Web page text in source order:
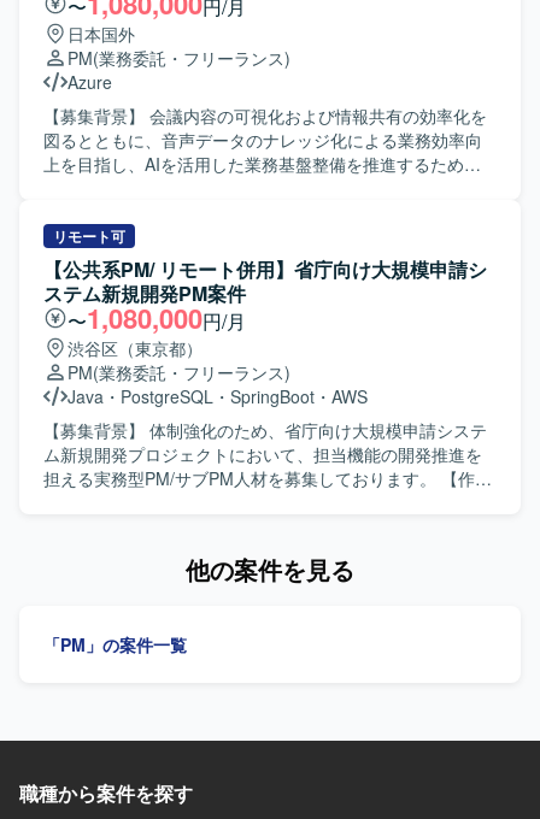
題抽出とリスク分析、SSCや複数の委託先、内部部門との
仕様調整および要件確定、進捗および品質管理全般、委託
会社の統制と差異分析・是正対応などを実施していただき
ます。また、週次・月次でのステークホルダー報告、部門
横断の仕様調整およびインパクト分析、既存資産の理解と
新機能受け入れに向けた調整を担っていただきます。開発
作業を行うのではなく、PL〜PMとして試験工程を中心にプ
て泥臭く柔軟に動きながら推進できる方を求めておりま
す。複数の委託先や関係部門との間で主体的にコミュニケ
ーションを取り、課題を自ら抽出し、関係者を巻き込みな
がら解決に導ける方が望ましいです。全体最適の視点を持
ち、スケジュールやリソース、品質の状況を踏まえて現実
的な判断を行い、試験工程の安定運営に責任感を持って取
り組んでいただける方がフィットいたします。 【ポジショ
ンの魅力】 金融機関向けの長期かつ大規模なインターネッ
トバンキング移行プロジェクトにおいて、中継およびファ
イル連携という中核領域のマネジメントを担うことができ
ます。統括責任者や複数のパートナー企業と連携しなが
解決に取り組みながら、金融領域での実務推進型PM/PLと
稼働しており、これらの資産を理解したうえで新機能の受
〜
円/月
日本国外
PM(業務委託・フリーランス)
Azure
【募集背景】 会議内容の可視化および情報共有の効率化を
図るとともに、音声データのナレッジ化による業務効率向
上を目指し、AIを活用した業務基盤整備を推進するための
盤の構築を行います。文字起こし結果を掲示板へ連携する
仕組みを設計・推進していただきます。将来的なナレッジ
化、検索、分析機能への展開を見据えたアーキテクチャ検
討や要件整理も実施していただきます。プロジェクト全体
の推進、顧客折衝、進捗・課題・リスク管理を担っていた
だきます。 【求める人物像】 関係部門との調整を主体的か
つ円滑に進められる方を求めています。技術トレンドやAI
関連の新しい取り組みに関心を持ち、自ら情報収集しなが
らプロジェクトをリードできる方が望ましいです。 【ポジ
ションの魅力】 音声認識AIや生成AIを活用した基盤構築を
通じて、業務でのAI活用の在り方を企画段階から形にして
Zoomや音声認識AI、生成AIを組み合わせ、クラウドサービ
リモート可
【公共系PM/ リモート併用】省庁向け大規模申請シ
ステム新規開発PM案件
〜1,080,000円/月
渋谷区（東京都）
PM(業務委託・フリーランス)
Java ・ PostgreSQL ・ SpringBoot ・ AWS
【募集背景】 体制強化のため、省庁向け大規模申請システ
ム新規開発プロジェクトにおいて、担当機能の開発推進を
担える実務型PM/サブPM人材を募集しております。 【作業
率化を目的としたシステムの開発を進めていただきます。
関係者調整、他チームや関連部署との横断調整、各種資料
自走してプロジェクトを推進できる方を求めております。
キュメント作成を通じて情報をわかりやすく整理できる方
他の案件を見る
「PM」の案件一覧
職種から案件を探す